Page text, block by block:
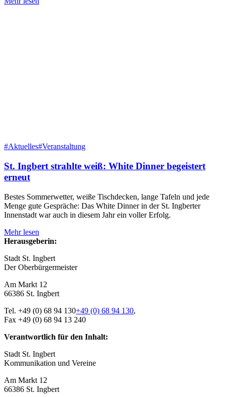
#Aktuelles#Veranstaltung
St. Ingbert strahlte weiß: White Dinner begeistert
erneut
Bestes Sommerwetter, weiße Tischdecken, lange Tafeln und jede
Menge gute Gespräche: Das White Dinner in der St. Ingberter
Innenstadt war auch in diesem Jahr ein voller Erfolg.
Mehr lesen
Herausgeberin:
Stadt St. Ingbert
Der Oberbürger­meister
Am Markt 12
66386 St. Ingbert
Tel. +49 (0) 68 94 130+49 (0) 68 94 130,
Fax +49 (0) 68 94 13 240
Verantwortlich für den Inhalt:
Stadt St. Ingbert
Kommunikation und Vereine
Am Markt 12
66386 St. Ingbert